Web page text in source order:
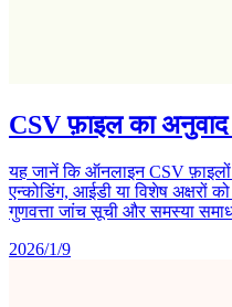
CSV फ़ाइल का
यह जानें कि ऑनलाइन CSV
एन्कोडिंग, आईडी या विशेष अक्षरों
गुणवत्ता जांच सूची और समस्या
2026/1/9